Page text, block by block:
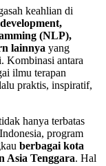
keahlian di
(NLP),
lainnya yang
Kombinasi antara
ilmu terapan
praktis, inspiratif,
hanya terbatas
program
berbagai kota
Asia Tenggara. Hal